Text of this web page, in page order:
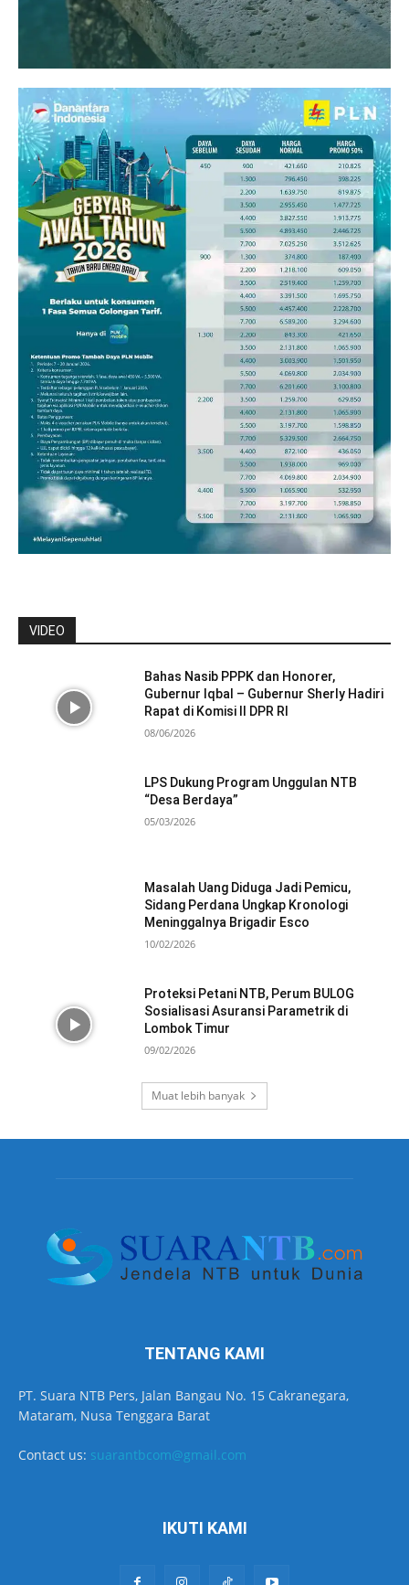
VIDEO
Bahas Nasib PPPK dan Honorer,
Gubernur Iqbal – Gubernur Sherly Hadiri
Rapat di Komisi II DPR RI
08/06/2026
LPS Dukung Program Unggulan NTB
“Desa Berdaya”
05/03/2026
Masalah Uang Diduga Jadi Pemicu,
Sidang Perdana Ungkap Kronologi
Meninggalnya Brigadir Esco
10/02/2026
Proteksi Petani NTB, Perum BULOG
Sosialisasi Asuransi Parametrik di
Lombok Timur
09/02/2026
Muat lebih banyak
TENTANG KAMI
PT. Suara NTB Pers, Jalan Bangau No. 15 Cakranegara,
Mataram, Nusa Tenggara Barat
Contact us: suarantbcom@gmail.com
IKUTI KAMI